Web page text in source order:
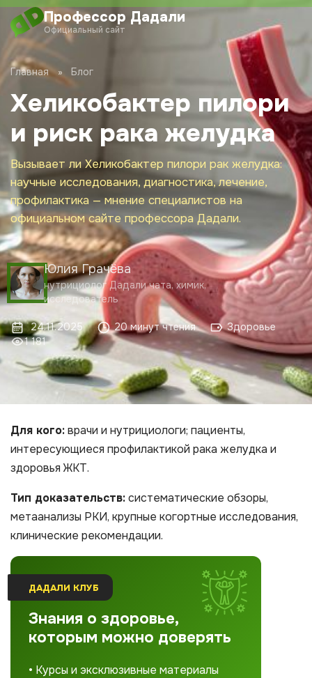
Профессор Дадали
Официальный сайт
О проекте
Обучение
Дадали Чат
Клуб
Блог
Новости
Перейти
содержимому
Главная Блог
Хеликобактер пилори
и риск рака желудка
Вызывает ли Хеликобактер пилори рак желудка:
научные исследования, диагностика, лечение,
профилактика — мнение специалистов на
официальном сайте профессора Дадали.
Юлия Грачёва
нутрициолог Дадали чата, химик,
исследователь
24.11.2025 20 минут чтения
Здоровье
1 181
Для кого:врачи и нутрициологи; пациенты,
интересующиеся профилактикой рака желудка и
здоровья ЖКТ.
Тип доказательств:систематические обзоры,
метаанализы РКИ, крупные когортные исследования,
клинические рекомендации.
ДАДАЛИ КЛУБ
Знания о здоровье,
которым можно доверять
• Курсы и эксклюзивные материалы